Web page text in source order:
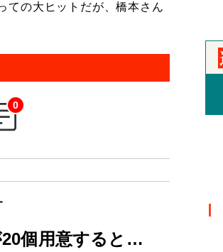
ての大ヒットだが、橋本さん
0
個用意すると…